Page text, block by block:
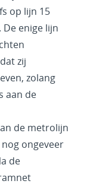
op lijn 15
enige lijn
zij
zolang
aan de
de metrolijn
ongeveer
de